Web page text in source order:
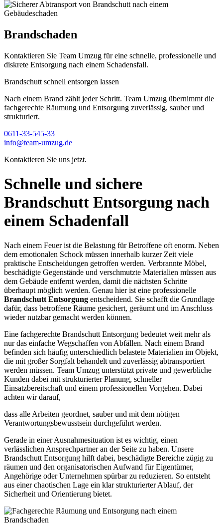
Brandschaden
Kontaktieren Sie Team Umzug für eine schnelle, professionelle und
diskrete Entsorgung nach einem Schadensfall.
Brandschutt schnell entsorgen lassen
Nach einem Brand zählt jeder Schritt. Team Umzug übernimmt die
fachgerechte Räumung und Entsorgung zuverlässig, sauber und
strukturiert.
0611-33-545-33
info@team-umzug.de
Kontaktieren Sie uns jetzt.
Schnelle und sichere
Brandschutt Entsorgung nach
einem Schadenfall
Nach einem Feuer ist die Belastung für Betroffene oft enorm. Neben
dem emotionalen Schock müssen innerhalb kurzer Zeit viele
praktische Entscheidungen getroffen werden. Verbrannte Möbel,
beschädigte Gegenstände und verschmutzte Materialien müssen aus
dem Gebäude entfernt werden, damit die nächsten Schritte
überhaupt möglich werden. Genau hier ist eine professionelle
Brandschutt Entsorgung entscheidend. Sie schafft die Grundlage
dafür, dass betroffene Räume gesichert, geräumt und im Anschluss
wieder nutzbar gemacht werden können.
Eine fachgerechte Brandschutt Entsorgung bedeutet weit mehr als
nur das einfache Wegschaffen von Abfällen. Nach einem Brand
befinden sich häufig unterschiedlich belastete Materialien im Objekt,
die mit großer Sorgfalt behandelt und zuverlässig abtransportiert
werden müssen. Team Umzug unterstützt private und gewerbliche
Kunden dabei mit strukturierter Planung, schneller
Einsatzbereitschaft und einem professionellen Vorgehen. Dabei
achten wir darauf,
dass alle Arbeiten geordnet, sauber und mit dem nötigen
Verantwortungsbewusstsein durchgeführt werden.
Gerade in einer Ausnahmesituation ist es wichtig, einen
verlässlichen Ansprechpartner an der Seite zu haben. Unsere
Brandschutt Entsorgung hilft dabei, beschädigte Bereiche zügig zu
räumen und den organisatorischen Aufwand für Eigentümer,
Angehörige oder Unternehmen spürbar zu reduzieren. So entsteht
aus einer chaotischen Lage ein klar strukturierter Ablauf, der
Sicherheit und Orientierung bietet.